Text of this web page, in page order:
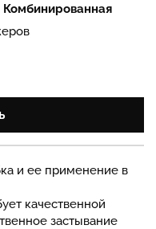
Комбинированная
и ее применение в
качественной
застывание